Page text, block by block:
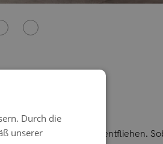
im Sommer zu entfliehen.
Durch die
unserer